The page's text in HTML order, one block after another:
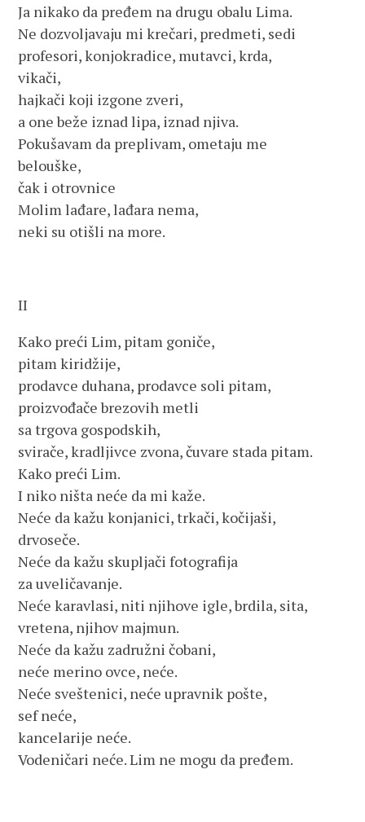
Ja nikako da pređem na drugu obalu Lima.
Ne dozvoljavaju mi krečari, predmeti, sedi
profesori, konjokradice, mutavci, krda,
vikači,
hajkači koji izgone zveri,
a one beže iznad lipa, iznad njiva.
Pokušavam da preplivam, ometaju me
belouške,
čak i otrovnice
Molim lađare, lađara nema,
neki su otišli na more.
II
Kako preći Lim, pitam goniče,
pitam kiridžije,
prodavce duhana, prodavce soli pitam,
proizvođače brezovih metli
sa trgova gospodskih,
svirače, kradljivce zvona, čuvare stada pitam.
Kako preći Lim.
I niko ništa neće da mi kaže.
Neće da kažu konjanici, trkači, kočijaši,
drvoseče.
Neće da kažu skupljači fotografija
za uveličavanje.
Neće karavlasi, niti njihove igle, brdila, sita,
vretena, njihov majmun.
Neće da kažu zadružni čobani,
neće merino ovce, neće.
Neće sveštenici, neće upravnik pošte,
sef neće,
kancelarije neće.
Vodeničari neće. Lim ne mogu da pređem.